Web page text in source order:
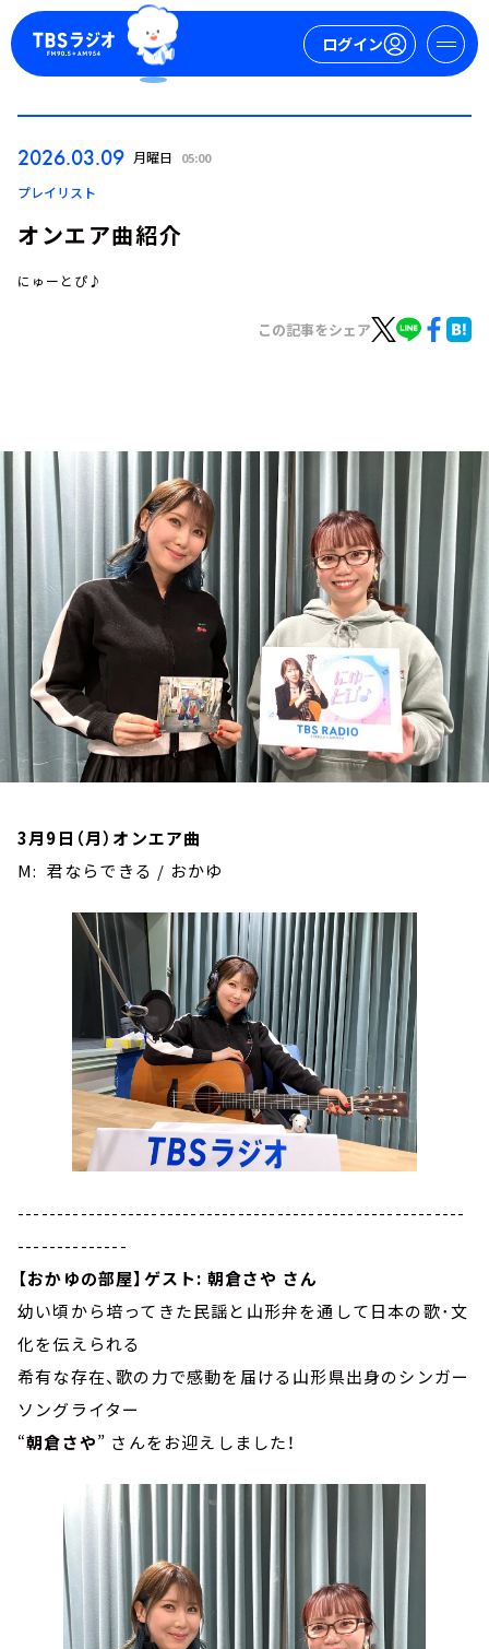
ログイン
トピックス
TBS Podcast
お知らせ
イベント・グッズ
YouTube
会社情報
2026.03.09 月曜日 05:00
プレイリスト
オンエア曲紹介
にゅーとぴ♪
この記事をシェア
3月9日（月）オンエア曲
M: 君ならできる / おかゆ
---------------------------------------------------------
--------------
【おかゆの部屋】ゲスト: 朝倉さや さん
幼い頃から培ってきた民謡と山形弁を通して日本の歌･文
化を伝えられる
希有な存在、歌の力で感動を届ける山形県出身のシンガー
ソングライター
“朝倉さや” さんをお迎えしました！